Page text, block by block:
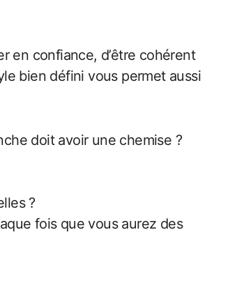
en confiance, d’être cohérent
bien défini vous permet aussi
?
fois que vous aurez des